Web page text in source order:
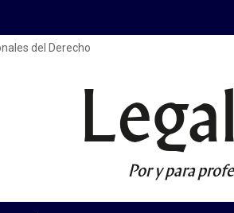
del Derecho
Legal
Por y para